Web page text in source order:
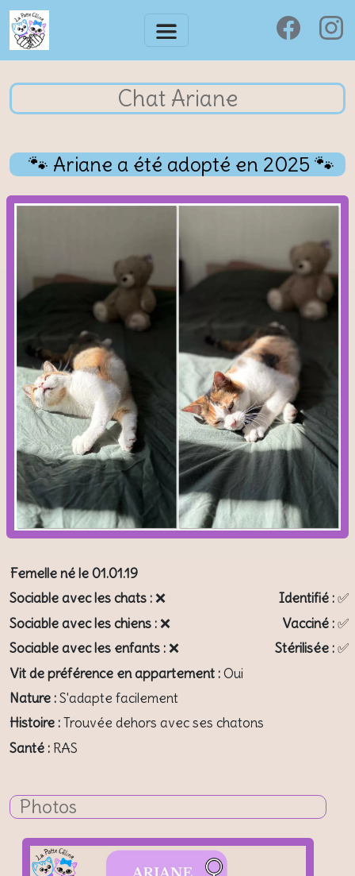
Chat Ariane
🐾 Ariane a été adopté en 2025 🐾
Femelle né le 01.01.19
Sociable avec les chats :❌
Sociable avec les chiens :❌
Sociable avec les enfants :❌
Identifié :✅
Vacciné :✅
Stérilisée :✅
Vit de préférence en appartement :Oui
Nature :S'adapte facilement
Histoire :Trouvée dehors avec ses chatons
Santé : RAS
Photos